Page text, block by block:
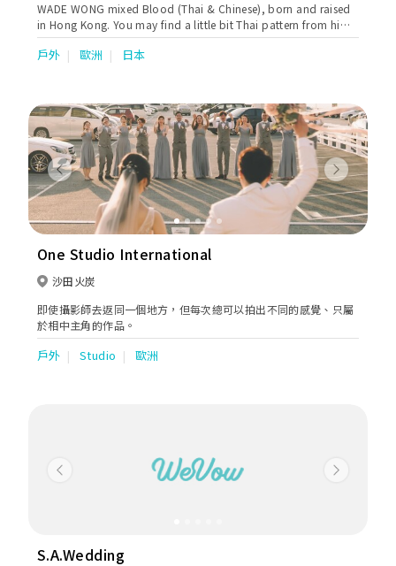
WADE WONG mixed Blood (Thai & Chinese), born and raised
in Hong Kong. You may find a little bit Thai pattern from him.
He love travelling very much and interacting with people over
the world. Enjoy learning different culture, enjoy jumping at
戶外 歐洲 日本
Previous Next
One Studio International
沙田火炭
即使攝影師去返同一個地方，但每次總可以拍出不同的感覺、只屬
於相中主角的作品。
戶外 Studio 歐洲
Previous Next
S.A.Wedding